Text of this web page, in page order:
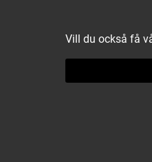
Vill du också få